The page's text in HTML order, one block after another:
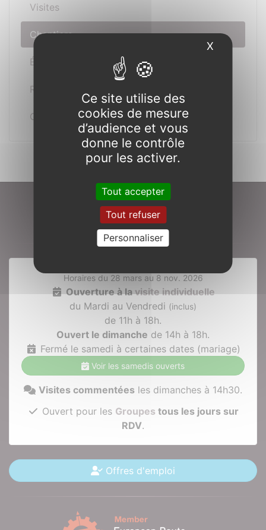
Visites
Chantiers
Événements
Réceptions
Gîtes
Préparer votre visite
Horaires du 28 mars au 8 nov. 2026
Ouverture à lavisite individuelle
du Mardi au Vendredi (inclus)
de 11h à 18h.
Ouvert le dimanche de 14h à 18h.
Fermé le samedi à certaines dates (mariage)
Voir les samedis ouverts
Visites commentées les dimanches à 14h30.
Ouvert pour les Groupes tous les jours sur
RDV.
Offres d'emploi
Ce site utilise des
cookies de mesure
d’audience et vous
donne le contrôle
pour les activer.
Tout accepter
Tout refuser
Personnaliser
X Masquer